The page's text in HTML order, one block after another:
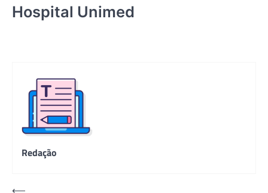
Hospital Unimed
Redação
⟵